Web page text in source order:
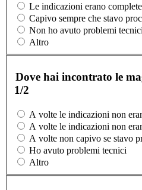
Le indicazioni erano complete
Capivo sempre che stavo
Non ho avuto problemi tecnici
Altro
Dove hai incontrato le
1/2
A volte le indicazioni non
A volte le indicazioni non
A volte non capivo se stavo
Ho avuto problemi tecnici
Altro